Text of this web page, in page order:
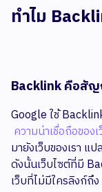
ทำไม
Backlink คือสัญ
Google ใช้
ความน่าเชื่อถือของ
มายังเว็บของเรา
ดังนั้นเว็บไซต์ที่มี
เว็บที่ไม่มีใครลิงก์ถึ